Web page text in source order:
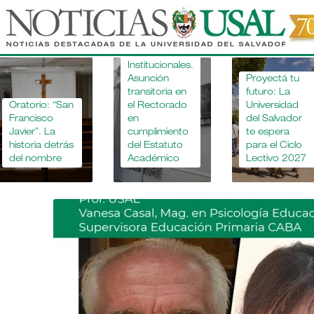
Pasar
contenido
principal
Novedades
Institucionales.
Asunción
transitoria en
el Rectorado
en
cumplimiento
del Estatuto
Académico
Proyectá tu
futuro: La
Universidad
del Salvador
te espera
para el Ciclo
Lectivo 2027
"Apostar
la
no es
pasado,
financiar el
futuro".
Entrevista
Ing. Agr
Fernando
Mousegne